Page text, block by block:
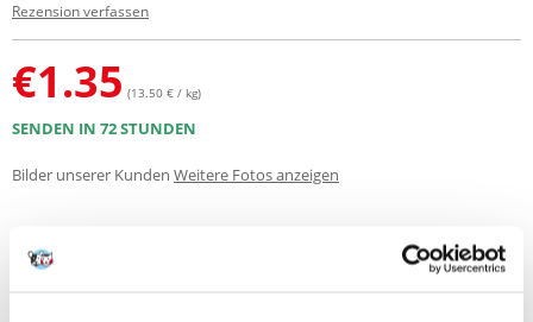
Rezension verfassen
€1.35 (13.50 € / kg)
SENDEN IN 72 STUNDEN
Bilder unserer Kunden Weitere Fotos anzeigen
Produktbeschreibung